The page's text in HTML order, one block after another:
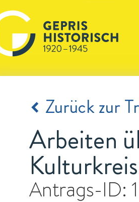
Zurück zur
Arbeiten
Antrags-ID: